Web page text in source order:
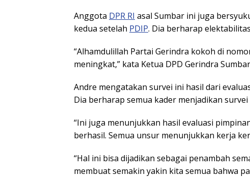
Anggota DPR RI asal Sumbar ini juga
kedua setelah PDIP. Dia berharap
“Alhamdulillah Partai Gerindra kokoh di
meningkat,” kata Ketua DPD Gerindra
Andre mengatakan survei ini hasil dari
Dia berharap semua kader menjadikan
“Ini juga menunjukkan hasil evaluasi
berhasil. Semua unsur menunjukkan kerja
“Hal ini bisa dijadikan sebagai penambah
membuat semakin yakin kita semua bahwa